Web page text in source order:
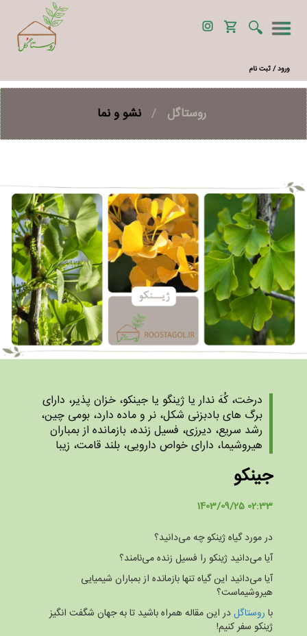
ورود / ثبت نام
روستاگل / نشو و نما
درخت، کُهَ ندار یا ژینگو یا جینکو، خزان پذیر، دارای
برگ های بادبزنی شکل، نر و ماده دارد، بومی چین،
رشد سریع، دیرزی، فسیل زنده، بازمانده از بمباران
هیروشیما، دارای خواص دارویی، بلند قامت، زیبا
جینکو
1403/09/25 02:33
در مورد گیاه ژینکو چه می‌دانید؟
آیا می‌دانید ژینکو را فسیل زنده می‌نامند؟
آیا می‌دانید این گیاه تنها بازمانده از بمباران شیمیایی
هیروشیماست؟
با روستاگلدر این مقاله همراه باشید تا به جهان شگفت انگیز
ژینکو سفر کنیم!